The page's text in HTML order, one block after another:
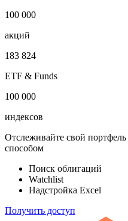
100 000
акций
183 824
ETF & Funds
100 000
индексов
Отслеживайте свой
способом
Поиск облигаций
Watchlist
Надстройка Excel
Получить доступ